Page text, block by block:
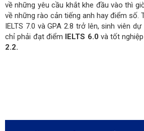
về những yêu cầu khắt khe đầu vào thì
về những rào cản tiếng anh hay điểm số.
IELTS 7.0 và GPA 2.8 trở lên, sinh viên
chỉ phải đạt điểm
IELTS 6.0 và tốt
2.2.